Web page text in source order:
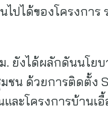
ได้ของโครงการ
. ยังได้ผลักดันนโย
ชน ด้วยการติดตั้ง
ละโครงการบ้าน